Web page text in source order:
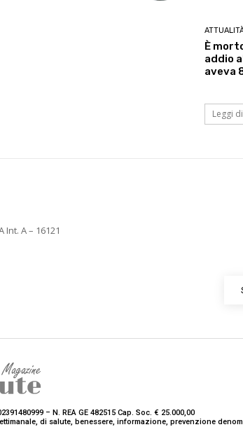
È
addio
aveva
Leggi
A – 16121
– N. REA GE 482515 Cap. Soc. € 25.000,00
di salute, benessere, informazione, prevenzione